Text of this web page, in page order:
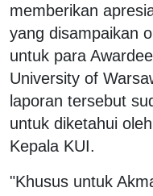
memberikan
yang disampaikan
untuk para
University of
laporan tersebut
untuk diketahui
Kepala KUI.
"Khusus untuk